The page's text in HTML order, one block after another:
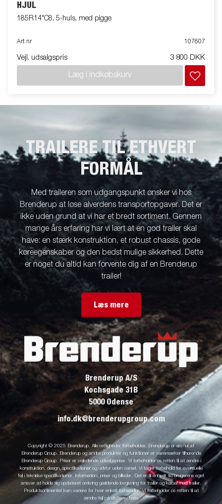
HJUL
185R14"C8, 5-huls, med pigge
Art nr 107607
Vejl. udsalgspris 3 800 DKK
Læg i indkøbskurv
TRAILERE TIL ETHVERT
FORMÅL
Med traileren som udgangspunkt ønsker vi hos
Brenderup at løse alverdens transportopgaver. Det er
ikke uden grund at vi har et bredt sortiment. Gennem
mange års erfaring har vi lært at en god trailer skal
have: en stærk konstruktion, et robust chassis, gode
køreegenskaber og den bedst mulige sikkerhed. Dette
er noget du altid kan forvente dig af en Brenderup
trailer!
Læs mere
Brenderup A/S
Kochsgade 31B
5000 Odense
info.dk@brenderupgroup.com
Copyright © 2025 Brenderup. Alle rettigheder forbeholdes. Brenderup er en del af
Brenderup Group. Brenderup og andre produkter og funktioner er varemærker tilhørende
Brenderup Group. Priser er vejledende udsalgspriser. Vi forbeholder os retten til at ændre i
konstruktion, design, specifikationer og udstyr uden varsel. Vi tager forbehold for eventuelle
fejl i tekniske specifikationer, information, priser og billeder. Det er til enhver tid brugerens eget
ansvar at holde sig opdateret omkring gældende lovgivning for trailer og kørsel med trailer.
Produktsortimentet kan variere for hver enkelt forhandler. Vi forbeholder os retten til at
ændre fejl på dette website